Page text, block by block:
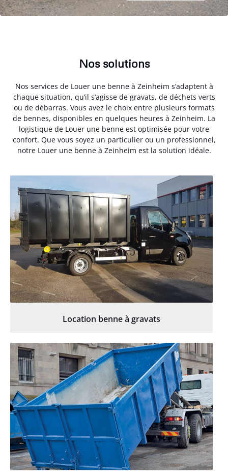
Nos solutions
Nos services de Louer une benne à Zeinheim s’adaptent à
chaque situation, qu’il s’agisse de gravats, de déchets verts
ou de débarras. Vous avez le choix entre plusieurs formats
de bennes, disponibles en quelques heures à Zeinheim. La
logistique de Louer une benne est optimisée pour votre
confort. Que vous soyez un particulier ou un professionnel,
notre Louer une benne à Zeinheim est la solution idéale.
Location benne à gravats